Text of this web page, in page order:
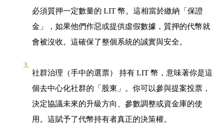
必須質押一定數量的 LIT 幣。這相當於繳納「保證
金」，如果他們作惡或提供虛假數據，質押的代幣就
會被沒收。這確保了整個系統的誠實與安全。
社群治理（手中的選票）
持有 LIT 幣，意味著你是這
個去中心化社群的「股東」。你可以參與提案投票，
決定協議未來的升級方向、參數調整或資金庫的使
用。這賦予了代幣持有者真正的決策權。